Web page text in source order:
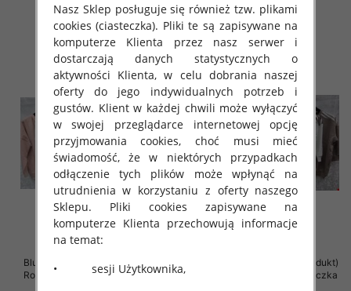
szczegóły szczegóły
Bluzki damskie ( Turecki produkt)
Roz Standard , Mix Kolor .Paczka
Bluzki damskie ( Turecki produkt)
Roz Standard , Mix Kolor .Paczka
Nasz Sklep posługuje się również tzw. plikami
cookies (ciasteczka). Pliki te są zapisywane na
komputerze Klienta przez nasz serwer i
dostarczają danych statystycznych o
aktywności Klienta, w celu dobrania naszej
oferty do jego indywidualnych potrzeb i
gustów. Klient w każdej chwili może wyłączyć
w swojej przeglądarce internetowej opcję
przyjmowania cookies, choć musi mieć
świadomość, że w niektórych przypadkach
odłączenie tych plików może wpłynąć na
utrudnienia w korzystaniu z oferty naszego
Sklepu. Pliki cookies zapisywane na
komputerze Klienta przechowują informacje
na temat:
• sesji Użytkownika,